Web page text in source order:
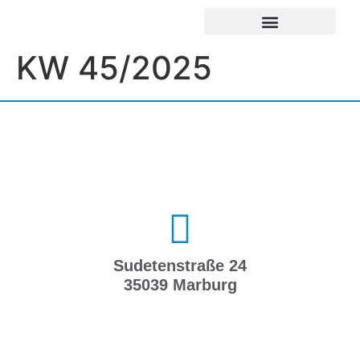
KW 45/2025
Sudetenstraße 24
35039 Marburg